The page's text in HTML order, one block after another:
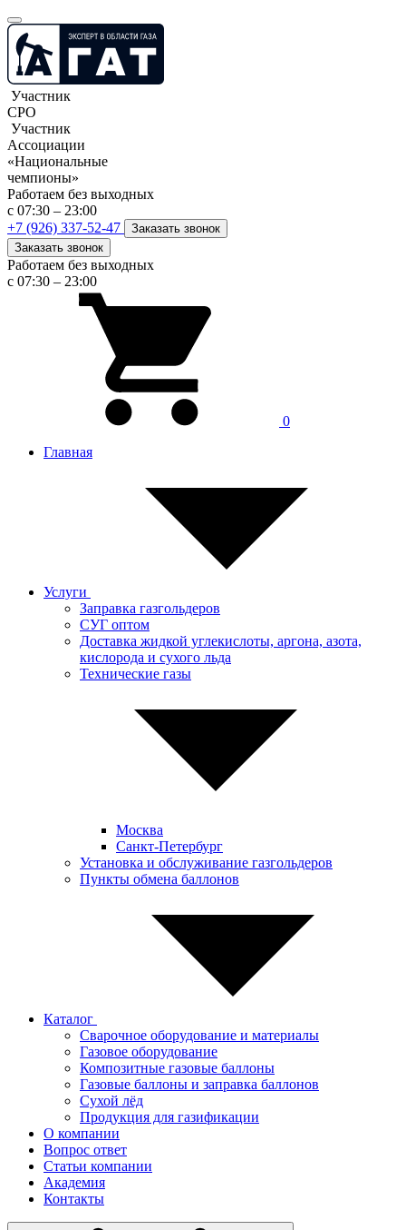
Участник
СРО
Участник
Ассоциации
«Национальные
чемпионы»
Работаем без выходных
с 07:30 – 23:00
+7 (926) 337-52-47
Заказать звонок
Заказать звонок
Работаем без выходных
с 07:30 – 23:00
0
Главная
Услуги
Заправка газгольдеров
СУГ оптом
Доставка жидкой углекислоты, аргона, азота,
кислорода и сухого льда
Технические газы
Москва
Санкт-Петербург
Установка и обслуживание газгольдеров
Пункты обмена баллонов
Каталог
Сварочное оборудование и материалы
Газовое оборудование
Композитные газовые баллоны
Газовые баллоны и заправка баллонов
Сухой лёд
Продукция для газификации
О компании
Вопрос ответ
Статьи компании
Академия
Контакты